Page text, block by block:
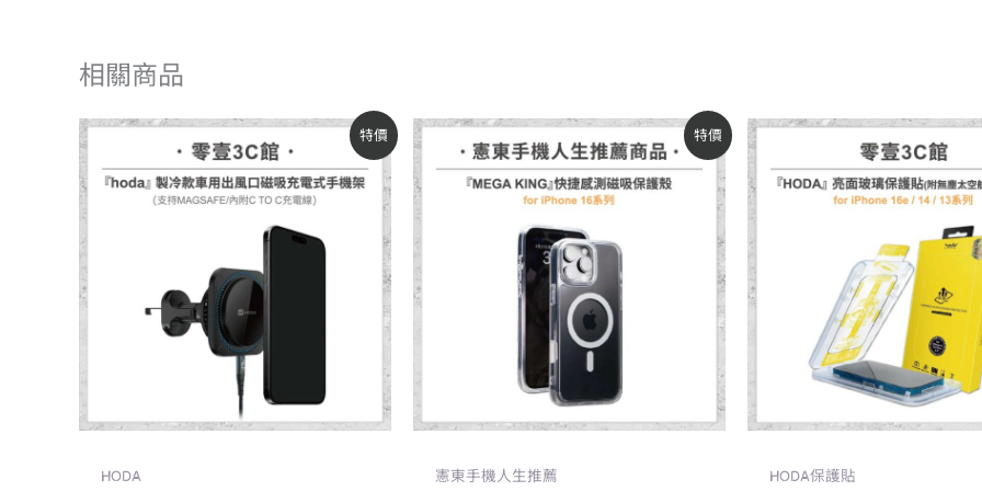
相關商品
特價
HODA
原
始
價
格：
NT$1,390。
目
前
價
格：
NT$1,180。
特價
憲東手機人生推薦
原
始
價
格：
NT$1,290。
目
前
價
格：
NT$1,190。
HODA保護貼
原
價
格：
NT$590。
目
前
價
格：
NT$500。